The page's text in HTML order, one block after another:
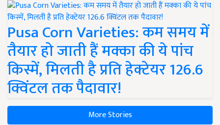
Pusa Corn Varieties: कम समय में
तैयार हो जाती हैं मक्का की ये पांच
किस्में, मिलती है प्रति हेक्टेयर 126.6
क्विंटल तक पैदावार!
More Stories